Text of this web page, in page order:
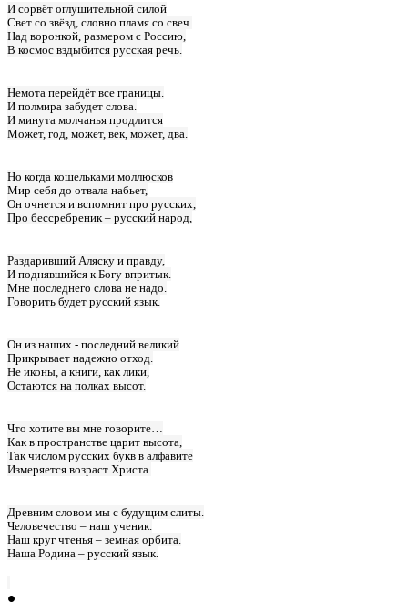
И сорвёт оглушительной силой
Свет со звёзд, словно пламя со свеч.
Над воронкой, размером с Россию,
В космос вздыбится русская речь.
Немота перейдёт все границы.
И полмира забудет слова.
И минута молчанья продлится
Может, год, может, век, может, два.
Но когда кошельками моллюсков
Мир себя до отвала набьет,
Он очнется и вспомнит про русских,
Про бессребреник – русский народ,
Раздаривший Аляску и правду,
И поднявшийся к Богу впритык.
Мне последнего слова не надо.
Говорить будет русский язык.
Он из наших - последний великий
Прикрывает надежно отход.
Не иконы, а книги, как лики,
Остаются на полках высот.
Что хотите вы мне говорите…
Как в пространстве царит высота,
Так числом русских букв в алфавите
Измеряется возраст Христа.
Древним словом мы с будущим слиты.
Человечество – наш ученик.
Наш круг чтенья – земная орбита.
Наша Родина – русский язык.